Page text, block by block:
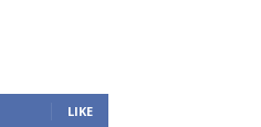
LIKE